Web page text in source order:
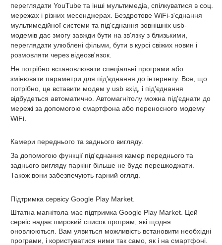
переглядати YouTube та інші мультимедіа, спілкуватися в соц.
мережах і різних месенджерах. Бездротове WiFi-з'єднання
мультимедійної системи та під'єднання зовнішніх usb-
модемів дає змогу завжди бути на зв'язку з близькими,
переглядати улюблені фільми, бути в курсі свіжих новин і
розмовляти через відеозв'язок.
Не потрібно встановлювати спеціальні програми або
змінювати параметри для під'єднання до інтернету. Все, що
потрібно, це вставити модем у usb вхід, і під'єднання
відбудеться автоматично. Автомагнітолу можна під'єднати до
мережі за допомогою смартфона або переносного модему
WiFi.
Камери переднього та заднього вигляду.
За допомогою функції під'єднання камер переднього та
заднього вигляду паркінг більше не буде перешкоджати.
Також вони забезпечують гарний огляд.
Підтримка сервісу Google Play Market.
Штатна магнітола має підтримка Google Play Market. Цей
сервіс надає широкий список програм, які щодня
оновлюються. Вам уявиться можливість встановити необхідні
програми, і користуватися ними так само, як і на смартфоні.